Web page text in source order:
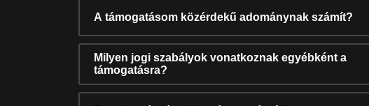
A támogatásom közérdekű adománynak számít?
Milyen jogi szabályok vonatkoznak egyébként a
támogatásra?